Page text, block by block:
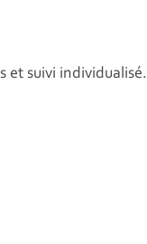
et suivi individualisé.